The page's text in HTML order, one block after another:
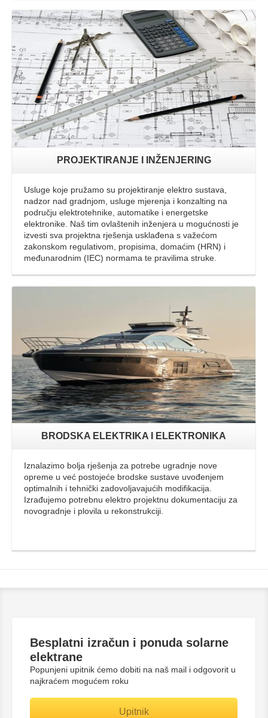
Opširnije
PROJEKTIRANJE I INŽENJERING
Usluge koje pružamo su projektiranje elektro sustava,
nadzor nad gradnjom, usluge mjerenja i konzalting na
području elektrotehnike, automatike i energetske
elektronike. Naš tim ovlaštenih inženjera u mogućnosti je
izvesti sva projektna rješenja usklađena s važećom
zakonskom regulativom, propisima, domaćim (HRN) i
međunarodnim (IEC) normama te pravilima struke.
BRODSKA ELEKTRIKA I ELEKTRONIKA
Iznalazimo bolja rješenja za potrebe ugradnje nove
opreme u već postojeće brodske sustave uvođenjem
optimalnih i tehnički zadovoljavajućih modifikacija.
Izrađujemo potrebnu elektro projektnu dokumentaciju za
novogradnje i plovila u rekonstrukciji.
Besplatni izračun i ponuda solarne
elektrane
Popunjeni upitnik ćemo dobiti na naš mail i odgovorit u
najkraćem mogućem roku
Upitnik